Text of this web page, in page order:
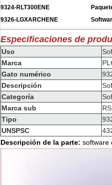
9324-RLT300ENE
9326-LGXARCHENE
Especificaciones de
Uso
Marca
Gato numérico
Descripción
Categoría
Marca sub
Tipo
UNSPSC
Descripción de la parte: software